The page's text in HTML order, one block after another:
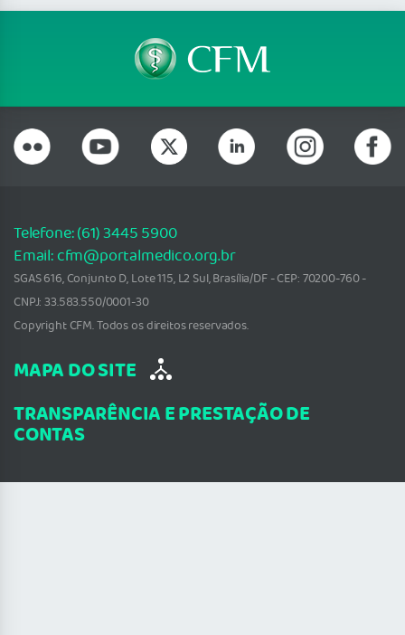
Telefone: (61) 3445 5900
Email: cfm@portalmedico.org.br
SGAS 616, Conjunto D, Lote 115, L2 Sul, Brasília/DF - CEP: 70200-760 -
CNPJ: 33.583.550/0001-30
Copyright CFM. Todos os direitos reservados.
MAPA DO SITE
TRANSPARÊNCIA E PRESTAÇÃO DE
CONTAS